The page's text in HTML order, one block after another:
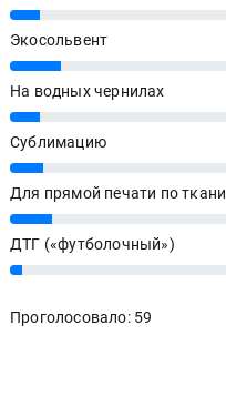
7%
Экосольвент
12%
На водных чернилах
7%
Сублимацию
8%
Для прямой печати по ткани
10%
ДТГ («футболочный»)
3%
Проголосовало: 59